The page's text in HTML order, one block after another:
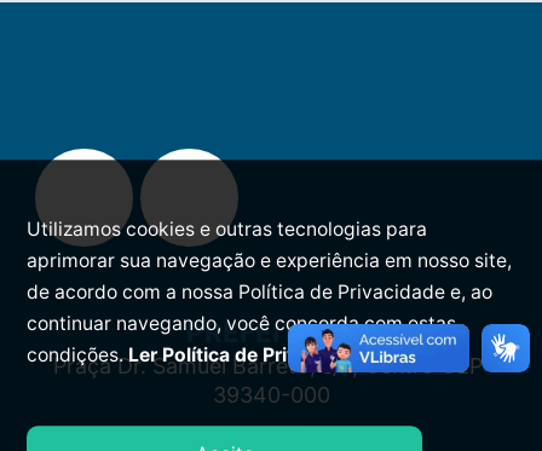
PREFEITURA
Praça Dr. Samuel Barreto, s/n, Centro CEP:
39340-000
Utilizamos cookies e outras tecnologias para
aprimorar sua navegação e experiência em nosso site,
de acordo com a nossa Política de Privacidade e, ao
continuar navegando, você concorda com estas
condições.Ler Política de Privacidade.